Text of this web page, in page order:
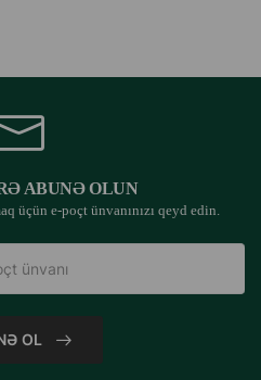
ABUNƏ OLUN
üçün e-poçt ünvanınızı qeyd edin.
OL